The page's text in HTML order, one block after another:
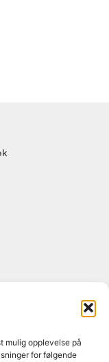
mulig opplevelse på
for følgende